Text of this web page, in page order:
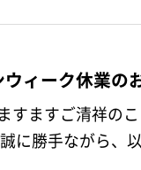
ィーク休業の
ますご清祥のこ